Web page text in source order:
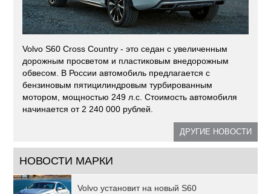
Volvo S60 Cross Country - это седан с увеличенным
дорожным просветом и пластиковым внедорожным
обвесом. В России автомобиль предлагается с
бензиновым пятицилиндровым турбированным
мотором, мощностью 249 л.с. Стоимость автомобиля
начинается от 2 240 000 рублей.
ДРУГИЕ НОВОСТИ
НОВОСТИ МАРКИ
Volvo установит на новый S60